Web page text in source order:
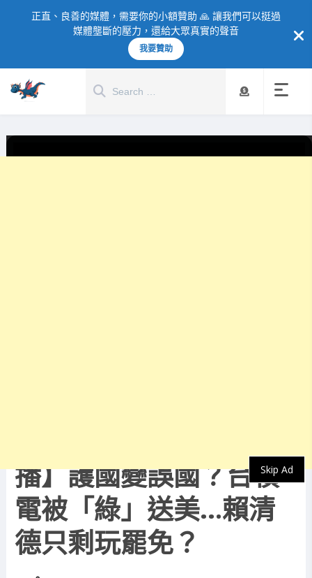
正直、良善的媒體，需要你的小額贊助 🙏 讓我們可以挺過
媒體壟斷的壓力，還給大眾真實的聲音
我要贊助
Skip Ad
播】護國變誤國？台積
電被「綠」送美…賴清
德只剩玩罷免？